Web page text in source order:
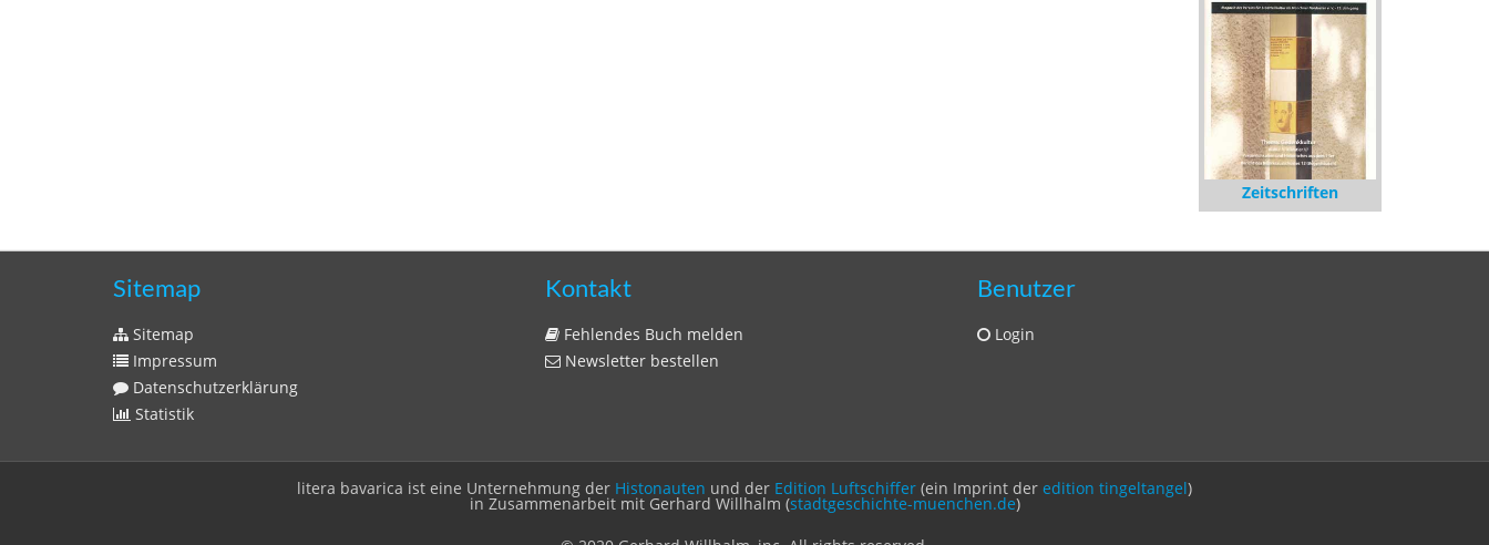
Zeitschriften
Sitemap
Sitemap
Impressum
Datenschutzerklärung
Statistik
Kontakt
Fehlendes Buch melden
Newsletter bestellen
Benutzer
Login
litera bavarica ist eine Unternehmung der Histonauten und der Edition Luftschiffer (ein Imprint der edition tingeltangel)
in Zusammenarbeit mit Gerhard Willhalm (stadtgeschichte-muenchen.de)